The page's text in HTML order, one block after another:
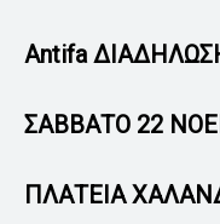
Antifa
ΣΑΒΒΑΤΟ 22
ΠΛΑΤΕΙΑ